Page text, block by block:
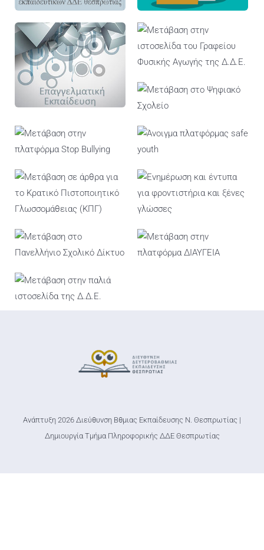
Ανάπτυξη 2026 Διεύθυνση Βθμιας Εκπαίδευσης Ν. Θεσπρωτίας |
Δημιουργία Τμήμα Πληροφορικής ΔΔΕ Θεσπρωτίας